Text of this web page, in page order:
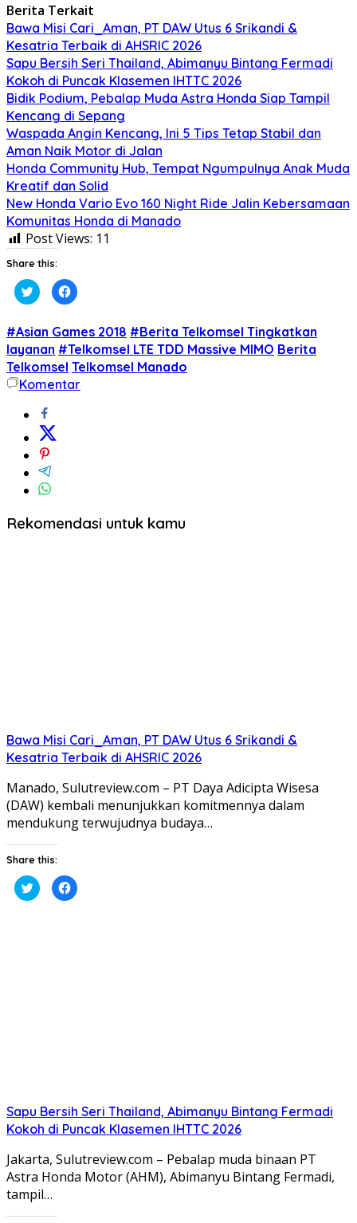
Berita Terkait
Bawa Misi Cari_Aman, PT DAW Utus 6 Srikandi &
Kesatria Terbaik di AHSRIC 2026
Sapu Bersih Seri Thailand, Abimanyu Bintang Fermadi
Kokoh di Puncak Klasemen IHTTC 2026
Bidik Podium, Pebalap Muda Astra Honda Siap Tampil
Kencang di Sepang
Waspada Angin Kencang, Ini 5 Tips Tetap Stabil dan
Aman Naik Motor di Jalan
Honda Community Hub, Tempat Ngumpulnya Anak Muda
Kreatif dan Solid
New Honda Vario Evo 160 Night Ride Jalin Kebersamaan
Komunitas Honda di Manado
Post Views: 11
Share this:
Klik
untuk
berbagi
Twitter(Membuka
di
jendela
yang
baru)
Klik
untuk
Facebook(Membuka
di
jendela
yang
baru)
#Asian Games 2018 #Berita Telkomsel Tingkatkan
layanan #Telkomsel LTE TDD Massive MIMO Berita
Telkomsel Telkomsel Manado
Komentar
Rekomendasi untuk kamu
Bawa Misi Cari_Aman, PT DAW Utus 6 Srikandi &
Kesatria Terbaik di AHSRIC 2026
Manado, Sulutreview.com – PT Daya Adicipta Wisesa
(DAW) kembali menunjukkan komitmennya dalam
mendukung terwujudnya budaya…
Share this:
Klik
untuk
berbagi
Klik
untuk
Sapu Bersih Seri Thailand, Abimanyu Bintang Fermadi
Kokoh di Puncak Klasemen IHTTC 2026
Jakarta, Sulutreview.com – Pebalap muda binaan PT
Astra Honda Motor (AHM), Abimanyu Bintang Fermadi,
tampil…